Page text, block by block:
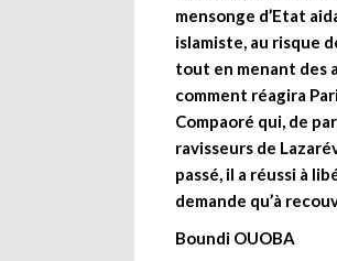
mensonge d’Etat
islamiste, au risque
tout en menant des
comment réagira
Compaoré qui, de
ravisseurs de
passé, il a réussi à
demande qu’à
Boundi OUOBA